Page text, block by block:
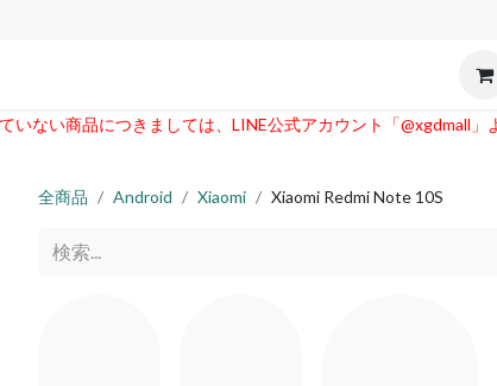
不良交換規
いない商品につきましては、LINE公式アカウント「@xgdmall」
全商品 Android Xiaomi Xiaomi Redmi Note 10S